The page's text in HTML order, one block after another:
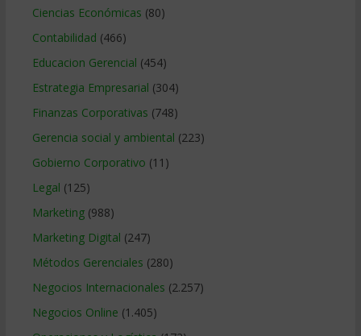
Ciencias Económicas (80)
Contabilidad (466)
Educacion Gerencial (454)
Estrategia Empresarial (304)
Finanzas Corporativas (748)
Gerencia social y ambiental (223)
Gobierno Corporativo (11)
Legal (125)
Marketing(988)
Marketing Digital (247)
Métodos Gerenciales (280)
Negocios Internacionales (2.257)
Negocios Online (1.405)